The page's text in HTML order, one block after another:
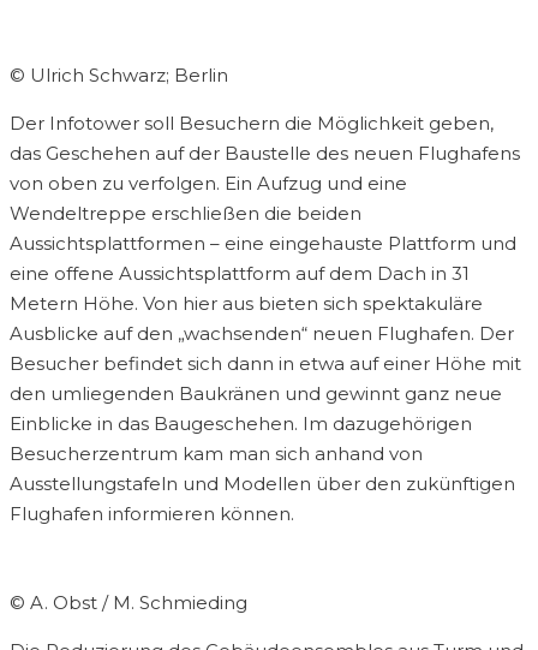
© Ulrich Schwarz; Berlin
Der Infotower soll Besuchern die Möglichkeit geben,
das Geschehen auf der Baustelle des neuen Flughafens
von oben zu verfolgen. Ein Aufzug und eine
Wendeltreppe erschließen die beiden
Aussichtsplattformen – eine eingehauste Plattform und
eine offene Aussichtsplattform auf dem Dach in 31
Metern Höhe. Von hier aus bieten sich spektakuläre
Ausblicke auf den „wachsenden“ neuen Flughafen. Der
Besucher befindet sich dann in etwa auf einer Höhe mit
den umliegenden Baukränen und gewinnt ganz neue
Einblicke in das Baugeschehen. Im dazugehörigen
Besucherzentrum kam man sich anhand von
Ausstellungstafeln und Modellen über den zukünftigen
Flughafen informieren können.
© A. Obst / M. Schmieding